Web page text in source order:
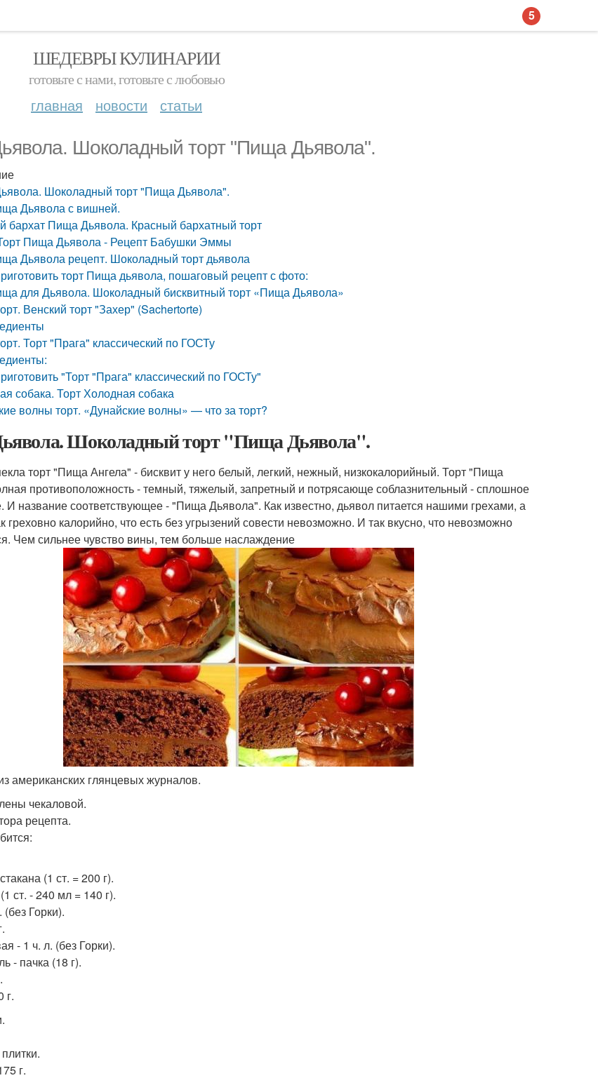
ШЕДЕВРЫ КУЛИНАРИИ
готовьте с нами, готовьте с любовью
главная новости статьи
Шоколадный торт "Пища Дьявола".
Шоколадный торт "Пища Дьявола".
Дьявола с вишней.
бархат Пища Дьявола. Красный бархатный торт
Пища Дьявола - Рецепт Бабушки Эммы
Дьявола рецепт. Шоколадный торт дьявола
торт Пища дьявола, пошаговый рецепт с фото:
для Дьявола. Шоколадный бисквитный торт «Пища Дьявола»
Венский торт "Захер" (Sachertorte)
Торт "Прага" классический по ГОСТу
"Торт "Прага" классический по ГОСТу"
собака. Торт Холодная собака
волны торт. «Дунайские волны» — что за торт?
Шоколадный торт "Пища Дьявола".
торт "Пища Ангела" - бисквит у него белый, легкий, нежный, низкокалорийный. Торт "Пища
противоположность - темный, тяжелый, запретный и потрясающе соблазнительный - сплошное
И название соответствующее - "Пища Дьявола". Как известно, дьявол питается нашими грехами, а
греховно калорийно, что есть без угрызений совести невозможно. И так вкусно, что невозможно
Чем сильнее чувство вины, тем больше наслаждение
американских глянцевых журналов.
чекаловой.
рецепта.
(1 ст. = 200 г).
ст. - 240 мл = 140 г).
Горки).
- 1 ч. л. (без Горки).
- пачка (18 г).
г.
г.
5